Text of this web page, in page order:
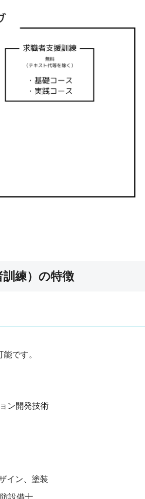
練）の特徴
です。
ン開発技術
イン、塗装